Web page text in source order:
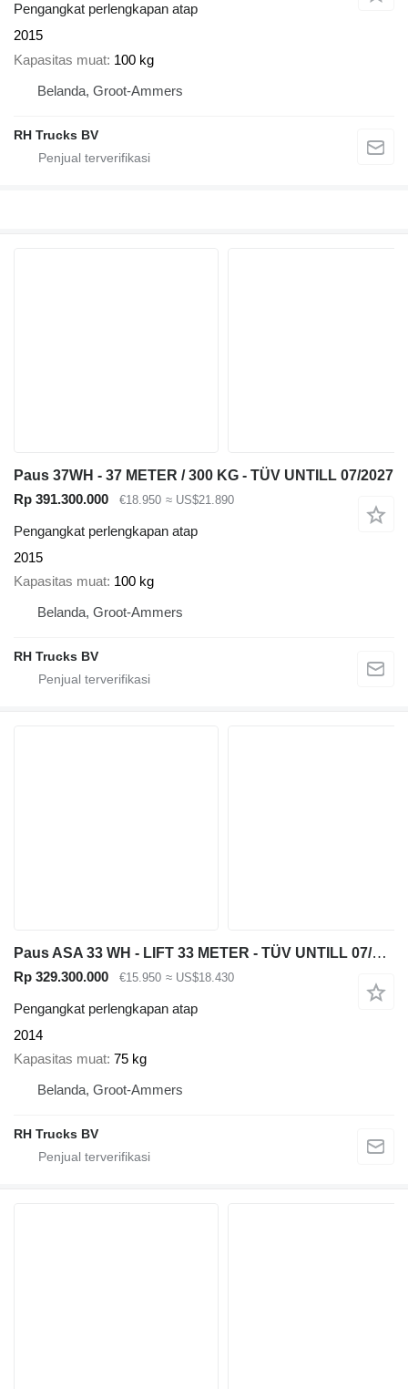
Pengangkat perlengkapan atap
2015
Kapasitas muat 100 kg
Belanda, Groot-Ammers
RH Trucks BV
Paus 37WH - 37 METER / 300 KG - TÜV UNTILL 07/2027
Rp 391.300.000
€18.950 ≈ US$21.890
Pengangkat perlengkapan atap
2015
Kapasitas muat 100 kg
Belanda, Groot-Ammers
RH Trucks BV
Paus ASA 33 WH - LIFT 33 METER - TÜV UNTILL 07/2027
Rp 329.300.000 €15.950 ≈ US$18.430
Pengangkat perlengkapan atap
2014
Kapasitas muat 75 kg
Belanda, Groot-Ammers
RH Trucks BV